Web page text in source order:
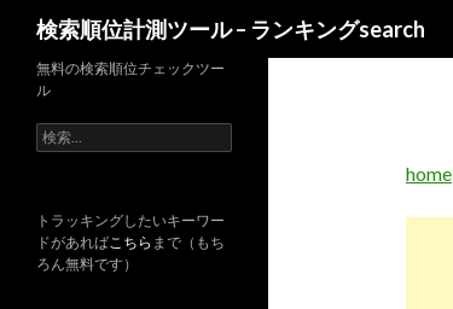
検索順位計測ツール – ランキングsearch
home
無料の検索順位チェックツー
ル
検
索
トラッキングしたいキーワー
ドがあればこちら まで（もち
ろん無料です）